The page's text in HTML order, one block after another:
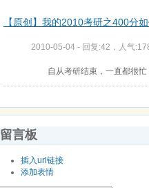
【原创】我的2010考研之400分
2010-05-04 - 回复:42，人气
自从考研结束，一直都很忙
留言板
插入url链接
添加表情